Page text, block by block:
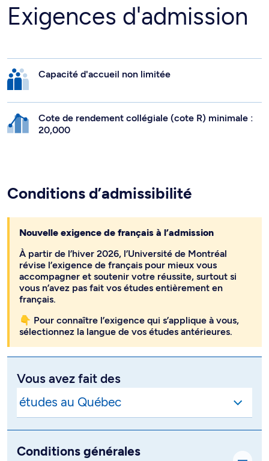
Exigences d'admission
Capacité d'accueil non limitée
Cote de rendement collégiale (cote R) minimale :
20,000
Conditions d’admissibilité
Nouvelle exigence de français à l’admission
À partir de l’hiver 2026, l’Université de Montréal
révise l’exigence de français pour mieux vous
accompagner et soutenir votre réussite, surtout si
vous n’avez pas fait vos études entièrement en
français.
👇 Pour connaître l’exigence qui s’applique à vous,
sélectionnez la langue de vos études antérieures.
Vous avez fait des
Conditions générales